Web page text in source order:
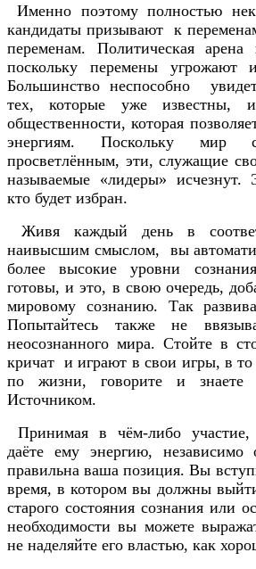
Именно поэтому полностью
кандидаты призывают к
переменам. Политическая арена
поскольку перемены угрожают
Большинство неспособно
тех, которые уже известны,
общественности, которая
энергиям. Поскольку мир
просветлённым, эти, служащие
называемые «лидеры» исчезнут.
кто будет избран.
Живя каждый день в
наивысшим смыслом, вы
более высокие уровни
готовы, и это, в свою очередь,
мировому сознанию. Так
Попытайтесь также не
неосознанного мира. Стойте в
кричат и играют в свои игры, в
по жизни, говорите и
Источником.
Принимая в чём-либо участие,
даёте ему энергию, независимо
правильна ваша позиция. Вы
время, в котором вы должны
старого состояния сознания или
необходимости вы можете
не наделяйте его властью, как